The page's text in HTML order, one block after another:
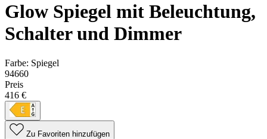
Glow Spiegel mit Beleuchtung,
Schalter und Dimmer
Farbe: Spiegel
94660
Preis
416 €
Zu Favoriten hinzufügen